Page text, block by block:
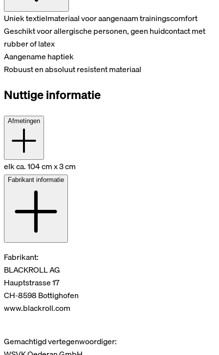
Uniek textielmateriaal voor aangenaam trainingscomfort
Geschikt voor allergische personen, geen huidcontact met
rubber of latex
Aangename haptiek
Robuust en absoluut resistent materiaal
Nuttige informatie
Afmetingen
elk ca. 104 cm x 3 cm
Fabrikant informatie
Fabrikant:
BLACKROLL AG
Hauptstrasse 17
CH-8598 Bottighofen
www.blackroll.com
Gemachtigd vertegenwoordiger: